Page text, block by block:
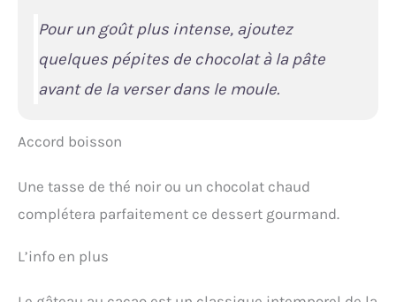
Pour un goût plus intense, ajoutez
quelques pépites de chocolat à la pâte
avant de la verser dans le moule.
Accord boisson
Une tasse de thé noir ou un chocolat chaud
complétera parfaitement ce dessert gourmand.
L’info en plus